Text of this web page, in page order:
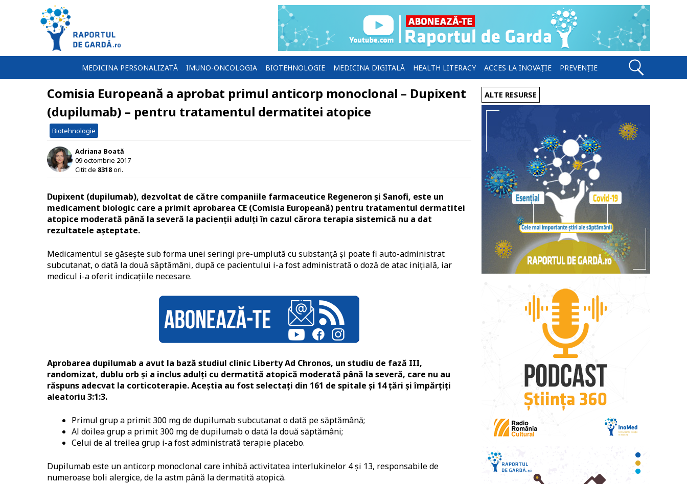
MEDICINA PERSONALIZATĂ IMUNO-ONCOLOGIA BIOTEHNOLOGIE MEDICINA DIGITALĂ HEALTH LITERACY ACCES LA INOVAȚIE PREVENȚIE
Comisia Europeană a aprobat primul anticorp monoclonal – Dupixent
(dupilumab) – pentru tratamentul dermatitei atopice
Biotehnologie
Adriana Boată
09 octombrie 2017
Citit de 8318ori.
Dupixent (dupilumab), dezvoltat de către companiile farmaceutice Regeneron și Sanofi, este un
medicament biologic care a primit aprobarea CE (Comisia Europeană) pentru tratamentul dermatitei
atopice moderată până la severă la pacienții adulți în cazul cărora terapia sistemică nu a dat
rezultatele așteptate.
Medicamentul se găsește sub forma unei seringi pre-umplută cu substanță și poate fi auto-administrat
subcutanat, o dată la două săptămâni, după ce pacientului i-a fost administrată o doză de atac inițială, iar
medicul i-a oferit indicațiile necesare.
Aprobarea dupilumab a avut la bază studiul clinic Liberty Ad Chronos, un studiu de fază III,
randomizat, dublu orb și a inclus adulți cu dermatită atopică moderată până la severă, care nu au
răspuns adecvat la corticoterapie. Aceștia au fost selectați din 161 de spitale și 14 țări și împărțiți
aleatoriu 3:1:3.
Primul grup a primit 300 mg de dupilumab subcutanat o dată pe săptămână;
Al doilea grup a primit 300 mg de dupilumab o dată la două săptămâni;
Celui de al treilea grup i-a fost administrată terapie placebo.
Dupilumab este un anticorp monoclonal care inhibă activitatea interlukinelor 4 și 13, responsabile de
numeroase boli alergice, de la astm până la dermatită atopică.
ALTE RESURSE